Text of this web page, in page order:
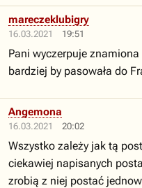
16.03.2021 19:51
mareczeklubigry
Pani wyczerpuje
bardziej by pasowała do
16.03.2021 20:02
Angemona
Wszystko zależy jak tą
ciekawiej napisanych
zrobią z niej postać